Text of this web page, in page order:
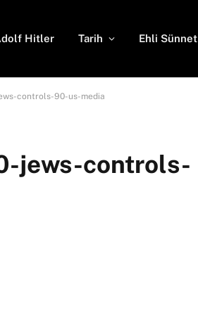
Hitler Tarih Ehli Sünnet
controls-90-us-media
jews-controls-